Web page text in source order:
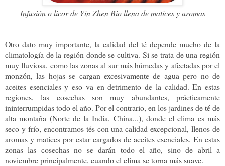
Infusión o licor de Yin Zhen Bio llena de matices y aromas
Otro dato muy importante, la calidad del té depende mucho de la
climatología de la región donde se cultiva. Si se trata de una región
muy lluviosa, como las zonas al sur más húmedas y afectadas por el
monzón, las hojas se cargan excesivamente de agua pero no de
aceites esenciales y eso va en detrimento de la calidad. En estas
regiones, las cosechas son muy abundantes, prácticamente
ininterrumpidas todo el año. Por el contrario, en los jardines de té de
alta montaña (Norte de la India, China...), donde el clima es más
seco y frío, encontramos tés con una calidad excepcional, llenos de
aromas y matices por estar cargados de aceites esenciales. En estas
zonas las cosechas no se darán todo el año, sino de abril a
noviembre principalmente, cuando el clima se torna más suave.